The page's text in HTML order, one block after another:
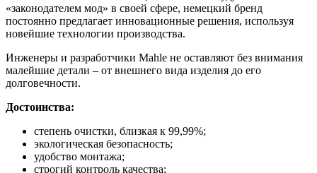
«законодателем мод» в своей сфере, немецкий бренд
постоянно предлагает инновационные решения, используя
новейшие технологии производства.
Инженеры и разработчики Mahle не оставляют без внимания
малейшие детали – от внешнего вида изделия до его
долговечности.
Достоинства:
степень очистки, близкая к 99,99%;
экологическая безопасность;
удобство монтажа;
строгий контроль качества;